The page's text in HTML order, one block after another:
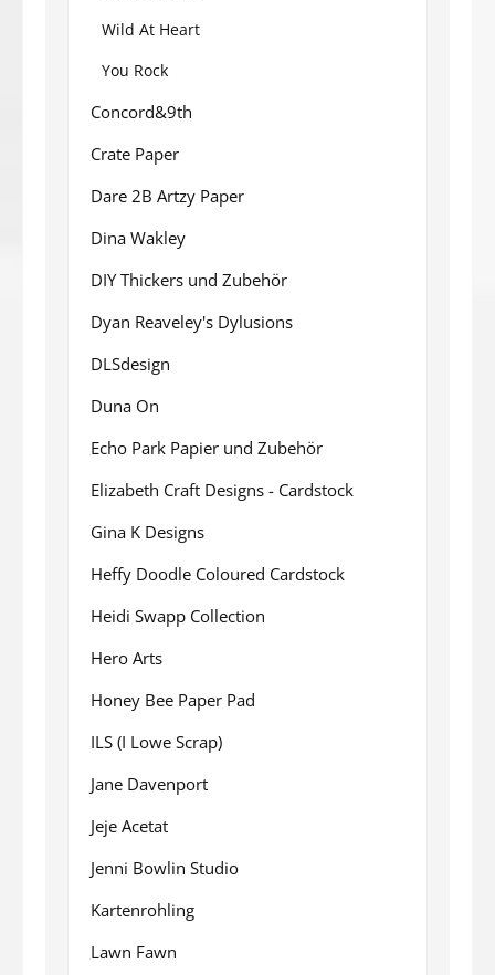
Wild At Heart
You Rock
Concord&9th
Crate Paper
Dare 2B Artzy Paper
Dina Wakley
DIY Thickers und Zubehör
Dyan Reaveley's Dylusions
DLSdesign
Duna On
Echo Park Papier und Zubehör
Elizabeth Craft Designs - Cardstock
Gina K Designs
Heffy Doodle Coloured Cardstock
Heidi Swapp Collection
Hero Arts
Honey Bee Paper Pad
ILS (I Lowe Scrap)
Jane Davenport
Jeje Acetat
Jenni Bowlin Studio
Kartenrohling
Lawn Fawn